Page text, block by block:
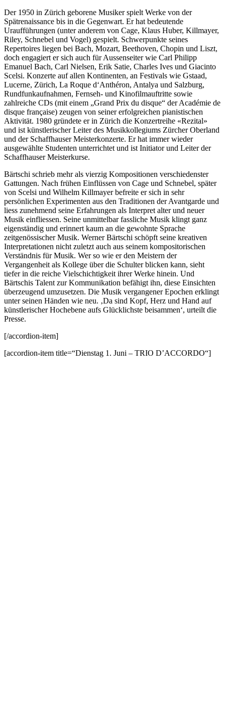
Der 1950 in Zürich geborene Musiker spielt Werke von der
Spätrenaissance bis in die Gegenwart. Er hat bedeutende
Uraufführungen (unter anderem von Cage, Klaus Huber, Killmayer,
Riley, Schnebel und Vogel) gespielt. Schwerpunkte seines
Repertoires liegen bei Bach, Mozart, Beethoven, Chopin und Liszt,
doch engagiert er sich auch für Aussenseiter wie Carl Philipp
Emanuel Bach, Carl Nielsen, Erik Satie, Charles Ives und Giacinto
Scelsi. Konzerte auf allen Kontinenten, an Festivals wie Gstaad,
Lucerne, Zürich, La Roque d‘Anthéron, Antalya und Salzburg,
Rundfunkaufnahmen, Fernseh- und Kinofilmauftritte sowie
zahlreiche CDs (mit einem „Grand Prix du disque“ der Académie de
disque française) zeugen von seiner erfolgreichen pianistischen
Aktivität. 1980 gründete er in Zürich die Konzertreihe «Rezital»
und ist künstlerischer Leiter des Musikkollegiums Zürcher Oberland
und der Schaffhauser Meisterkonzerte. Er hat immer wieder
ausgewählte Studenten unterrichtet und ist Initiator und Leiter der
Schaffhauser Meisterkurse.
Bärtschi schrieb mehr als vierzig Kompositionen verschiedenster
Gattungen. Nach frühen Einflüssen von Cage und Schnebel, später
von Scelsi und Wilhelm Killmayer befreite er sich in sehr
persönlichen Experimenten aus den Traditionen der Avantgarde und
liess zunehmend seine Erfahrungen als Interpret alter und neuer
Musik einfliessen. Seine unmittelbar fassliche Musik klingt ganz
eigenständig und erinnert kaum an die gewohnte Sprache
zeitgenössischer Musik. Werner Bärtschi schöpft seine kreativen
Interpretationen nicht zuletzt auch aus seinem kompositorischen
Verständnis für Musik. Wer so wie er den Meistern der
Vergangenheit als Kollege über die Schulter blicken kann, sieht
tiefer in die reiche Vielschichtigkeit ihrer Werke hinein. Und
Bärtschis Talent zur Kommunikation befähigt ihn, diese Einsichten
überzeugend umzusetzen. Die Musik vergangener Epochen erklingt
unter seinen Händen wie neu. ‚Da sind Kopf, Herz und Hand auf
künstlerischer Hochebene aufs Glücklichste beisammen‘, urteilt die
Presse.
[/accordion-item]
[accordion-item title=“Dienstag 1. Juni – TRIO D’ACCORDO“]